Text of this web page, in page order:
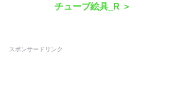
チューブ絵具_R ＞
スポンサードリンク